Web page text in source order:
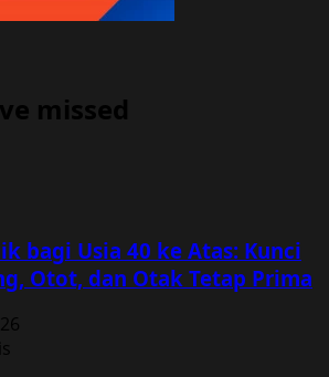
missed
bagi Usia 40 ke Atas: Kunci
Otot, dan Otak Tetap Prima